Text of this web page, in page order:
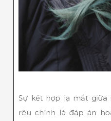
Sự kết hợp lạ mắt giữa
rêu chính là đáp án